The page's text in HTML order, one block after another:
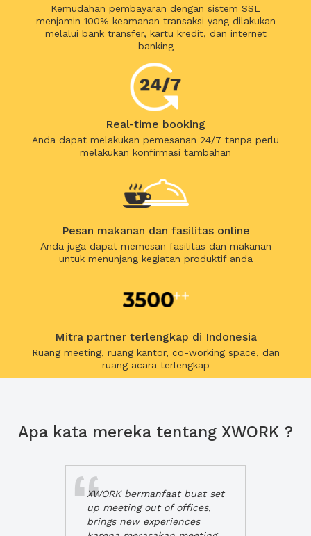
Kemudahan pembayaran dengan sistem SSL
menjamin 100% keamanan transaksi yang dilakukan
melalui bank transfer, kartu kredit, dan internet
banking
Real-time booking
Anda dapat melakukan pemesanan 24/7 tanpa perlu
melakukan konfirmasi tambahan
Pesan makanan dan fasilitas online
Anda juga dapat memesan fasilitas dan makanan
untuk menunjang kegiatan produktif anda
Mitra partner terlengkap di Indonesia
Ruang meeting, ruang kantor, co-working space, dan
ruang acara terlengkap
Apa kata mereka tentang XWORK ?
XWORK bermanfaat buat set
up meeting out of offices,
brings new experiences